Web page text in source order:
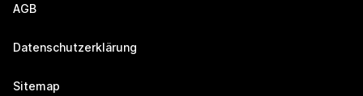
AGB
Datenschutzerklärung
Sitemap